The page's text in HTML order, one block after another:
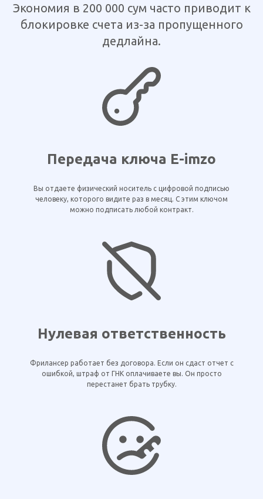
Экономия в 200 000 сум часто приводит к
блокировке счета из-за пропущенного
дедлайна.
Передача ключа E-imzo
Вы отдаете физический носитель с цифровой подписью
человеку, которого видите раз в месяц. С этим ключом
можно подписать любой контракт.
Нулевая ответственность
Фрилансер работает без договора. Если он сдаст отчет с
ошибкой, штраф от ГНК оплачиваете вы. Он просто
перестанет брать трубку.